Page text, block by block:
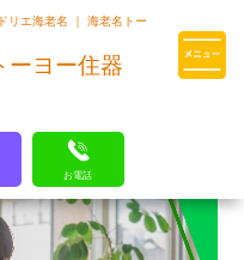
い基準を
リエ海老名 ｜ 海老名トー
ーヨー住器
お電話